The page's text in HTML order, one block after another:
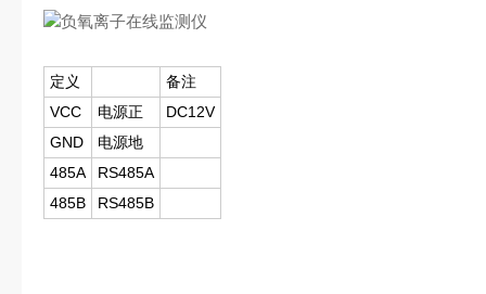
定义
备注
VCC
电源正
DC12V
GND
电源地
485A
RS485A
485B
RS485B